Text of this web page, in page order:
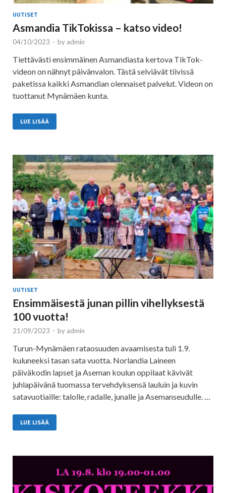
UUTISET
Asmandia TikTokissa – katso video!
04/10/2023 - by admin
Tiettävästi ensimmäinen Asmandiasta kertova TikTok-
videon on nähnyt päivänvalon. Tästä selviävät tiivissä
paketissa kaikki Asmandian olennaiset palvelut. Videon on
tuottanut Mynämäen kunta.
LUE LISÄÄ
UUTISET
Ensimmäisestä junan pillin vihellyksestä
100 vuotta!
21/09/2023 - by admin
Turun-Mynämäen rataosuuden avaamisesta tuli 1.9.
kuluneeksi tasan sata vuotta. Norlandia Laineen
päiväkodin lapset ja Aseman koulun oppilaat kävivät
juhlapäivänä tuomassa tervehdyksensä lauluin ja kuvin
satavuotiaille: talolle, radalle, junalle ja Asemanseudulle. …
LUE LISÄÄ